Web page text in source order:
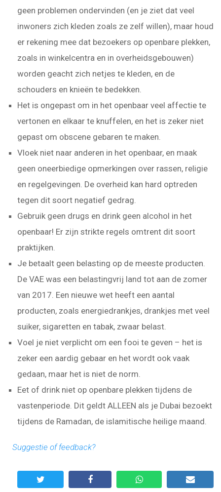
geen problemen ondervinden (en je ziet dat veel
inwoners zich kleden zoals ze zelf willen), maar houd
er rekening mee dat bezoekers op openbare plekken,
zoals in winkelcentra en in overheidsgebouwen)
worden geacht zich netjes te kleden, en de
schouders en knieën te bedekken.
Het is ongepast om in het openbaar veel affectie te
vertonen en elkaar te knuffelen, en het is zeker niet
gepast om obscene gebaren te maken.
Vloek niet naar anderen in het openbaar, en maak
geen oneerbiedige opmerkingen over rassen, religie
en regelgevingen. De overheid kan hard optreden
tegen dit soort negatief gedrag.
Gebruik geen drugs en drink geen alcohol in het
openbaar! Er zijn strikte regels omtrent dit soort
praktijken.
Je betaalt geen belasting op de meeste producten.
De VAE was een belastingvrij land tot aan de zomer
van 2017. Een nieuwe wet heeft een aantal
producten, zoals energiedrankjes, drankjes met veel
suiker, sigaretten en tabak, zwaar belast.
Voel je niet verplicht om een fooi te geven – het is
zeker een aardig gebaar en het wordt ook vaak
gedaan, maar het is niet de norm.
Eet of drink niet op openbare plekken tijdens de
vastenperiode. Dit geldt ALLEEN als je Dubai bezoekt
tijdens de Ramadan, de islamitische heilige maand.
Suggestie of feedback?